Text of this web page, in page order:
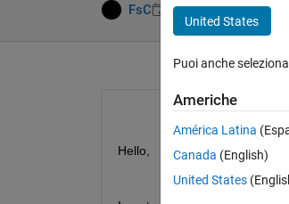
FsC 30 Mag 2024 1
Hello,
United States
Puoi anche
Americhe
América Latina
Canada (English)
United States